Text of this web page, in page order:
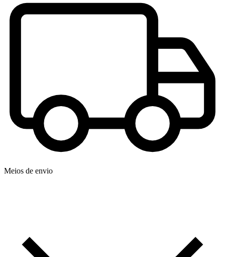
Meios de envio